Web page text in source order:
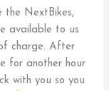
the NextBikes,
available to us
charge. After
for another hour
with you so you